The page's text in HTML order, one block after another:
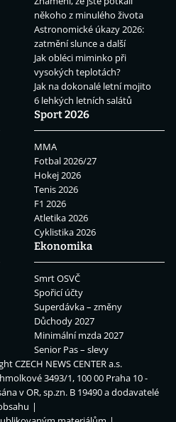
někoho z minulého života
Astronomické úkazy 2026:
zatmění slunce a další
Jak obléci miminko při
vysokých teplotách?
Jak na dokonalé letní mojito
6 lehkých letních salátů
Sport 2026
MMA
Fotbal 2026/27
Hokej 2026
Tenis 2026
F1 2026
Atletika 2026
Cyklistika 2026
Ekonomika
Smrt OSVČ
Spořicí účty
Superdávka – změny
Důchody 2027
Minimální mzda 2027
Senior Pas – slevy
CZECH NEWS CENTER a.s.
3493/1, 100 00 Praha 10 -
v OR, sp.zn. B 19490 a dodavatelé